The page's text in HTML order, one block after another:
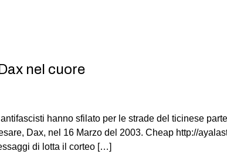
nel cuore
hanno sfilato per le strade del ticinese
Dax, nel 16 Marzo del 2003. Cheap http://
di lotta il corteo […]